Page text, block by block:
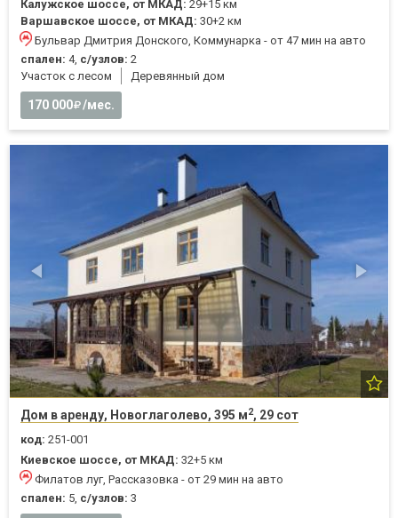
Калужское шоссе, от МКАД: 29+15 км
Варшавское шоссе, от МКАД: 30+2 км
Бульвар Дмитрия Донского, Коммунарка - от 47 мин на авто
спален: 4, с/узлов: 2
Участок с лесом
Деревянный дом
170 000 /мес.
Дом в аренду, Новоглаголево, 395 м2, 29 сот
код: 251-001
Киевское шоссе, от МКАД: 32+5 км
Филатов луг, Рассказовка - от 29 мин на авто
спален: 5, с/узлов: 3